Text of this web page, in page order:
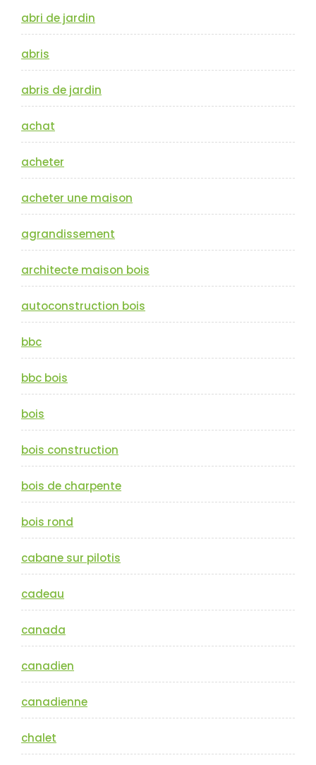
abri de jardin
abris
abris de jardin
achat
acheter
acheter une maison
agrandissement
architecte maison bois
autoconstruction bois
bbc
bbc bois
bois
bois construction
bois de charpente
bois rond
cabane sur pilotis
cadeau
canada
canadien
canadienne
chalet